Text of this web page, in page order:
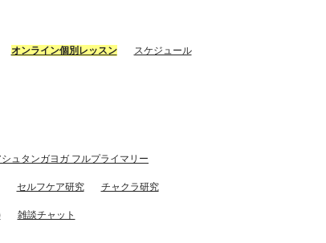
オンライン個別レッスン スケジュール
シュタンガヨガ フルプライマリー
セルフケア研究 チャクラ研究
雑談チャット